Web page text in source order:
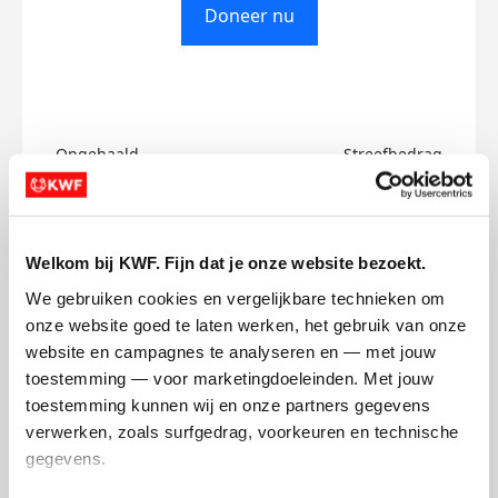
Welkom bij KWF. Fijn dat je onze website bezoekt.
We gebruiken cookies en vergelijkbare technieken om
onze website goed te laten werken, het gebruik van onze
website en campagnes te analyseren en — met jouw
toestemming — voor marketingdoeleinden. Met jouw
toestemming kunnen wij en onze partners gegevens
verwerken, zoals surfgedrag, voorkeuren en technische
gegevens.
Doneer nu
Opgehaald
€0
Streefbedrag
€50
Lucia's badges